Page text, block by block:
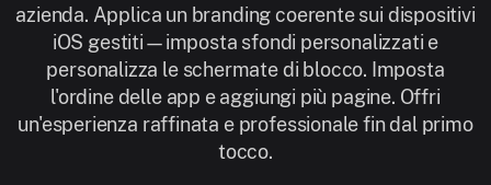
azienda. Applica un branding coerente sui dispositivi
iOS gestiti—imposta sfondi personalizzati e
personalizza le schermate di blocco. Imposta
l'ordine delle app e aggiungi più pagine. Offri
un'esperienza raffinata e professionale fin dal primo
tocco.